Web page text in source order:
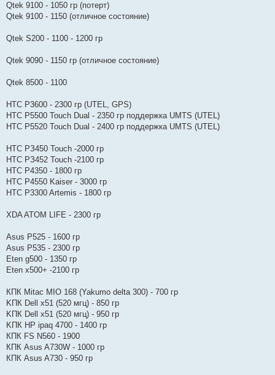
Qtek 9100 - 1050 гр (потерт)
Qtek 9100 - 1150 (отличное состояние)
Qtek S200 - 1100 - 1200 гр
Qtek 9090 - 1150 гр (отличное состояние)
Qtek 8500 - 1100
HTC P3600 - 2300 гр (UTEL, GPS)
HTC P5500 Touch Dual - 2350 гр поддержка UMTS (UTEL)
HTC P5520 Touch Dual - 2400 гр поддержка UMTS (UTEL)
HTC PЗ450 Touch -2000 гр
HTC PЗ452 Touch -2100 гр
HTC P4350 - 1800 гр
HTC P4550 Kaiser - 3000 гр
HTC P3300 Artemis - 1800 гр
XDA ATOM LIFE - 2300 гр
Asus P525 - 1600 гр
Asus P535 - 2300 гр
Eten g500 - 1350 гр
Eten x500+ -2100 гр
КПК Mitac MIO 168 (Yakumo delta 300) - 700 гр
KПК Dell x51 (520 мгц) - 850 гр
KПК Dell x51 (520 мгц) - 950 гр
KПК HP ipaq 4700 - 1400 гр
КПК FS N560 - 1900
КПК Asus A730W - 1000 гр
КПК Asus A730 - 950 гр